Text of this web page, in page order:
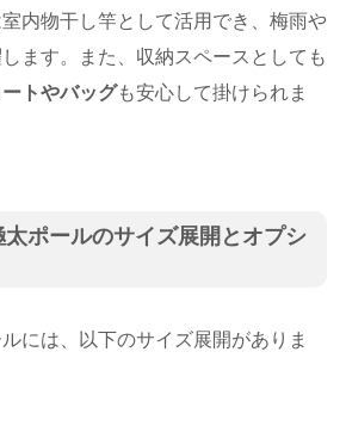
内物干し竿として活用でき、梅雨や
ます。また、収納スペースとしても
トやバッグも安心して掛けられま
ポールのサイズ展開とオプシ
には、以下のサイズ展開がありま